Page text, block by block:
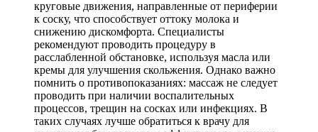
круговые движения, направленные от периферии
к соску, что способствует оттоку молока и
снижению дискомфорта. Специалисты
рекомендуют проводить процедуру в
расслабленной обстановке, используя масла или
кремы для улучшения скольжения. Однако важно
помнить о противопоказаниях: массаж не следует
проводить при наличии воспалительных
процессов, трещин на сосках или инфекциях. В
таких случаях лучше обратиться к врачу для